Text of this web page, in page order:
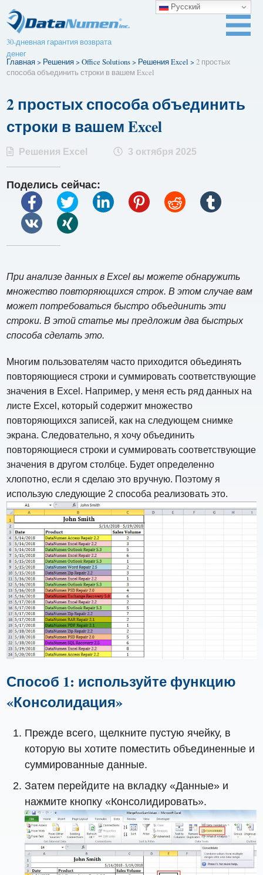
30-дневная гарантия возврата
денег
Главная> Решения>Office Solutions> Решения Excel >2 простых
способа объединить строки в вашем Excel
2 простых способа объединить
строки в вашем Excel
Решения Excel 3 октября 2025
Поделись сейчас:
При анализе данных в Excel вы можете обнаружить
множество повторяющихся строк. В этом случае вам
может потребоваться быстро объединить эти
строки. В этой статье мы предложим два быстрых
способа сделать это.
Многим пользователям часто приходится объединять
повторяющиеся строки и суммировать соответствующие
значения в Excel. Например, у меня есть ряд данных на
листе Excel, который содержит множество
повторяющихся записей, как на следующем снимке
экрана. Следовательно, я хочу объединить
повторяющиеся строки и суммировать соответствующие
значения в другом столбце. Будет определенно
хлопотно, если я сделаю это вручную. Поэтому я
использую следующие 2 способа реализовать это.
Способ 1: используйте функцию
«Консолидация»
Прежде всего, щелкните пустую ячейку, в
которую вы хотите поместить объединенные и
суммированные данные.
Затем перейдите на вкладку «Данные» и
нажмите кнопку «Консолидировать».
Русский